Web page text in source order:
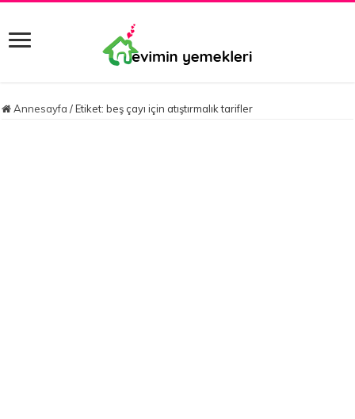
Annesayfa / Etiket:beş çayı için atıştırmalık tarifler